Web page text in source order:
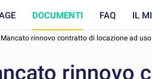
DOCUMENTI FAQ IL
Mancato rinnovo contratto di locazione ad
rinnovo